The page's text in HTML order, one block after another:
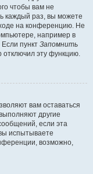
чтобы вам не
каждый раз, вы можете
на конференцию. Не
например в
пункт Запомнить
отключил эту функцию.
вам оставаться
другие
если эта
испытываете
возможно,